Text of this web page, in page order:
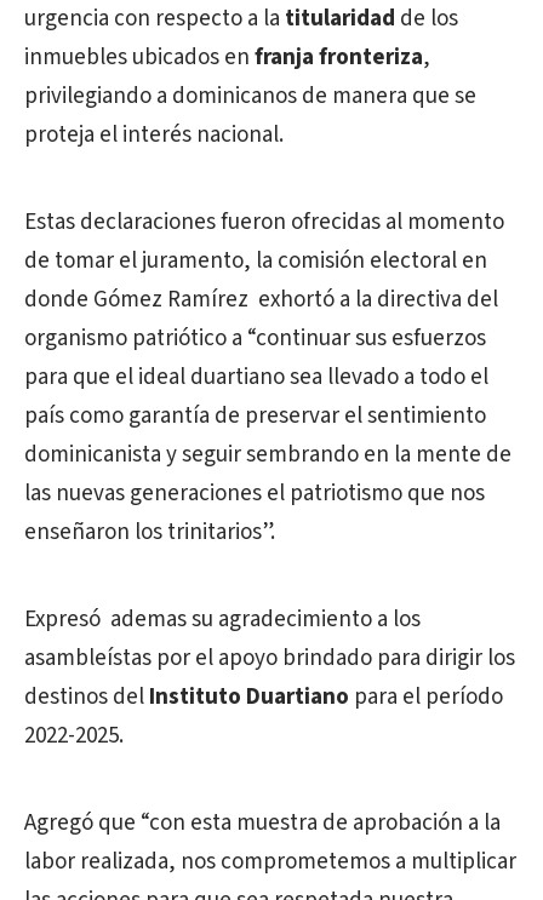
urgencia con respecto a la titularidad de los
inmuebles ubicados enfranja fronteriza,
privilegiando a dominicanos de manera que se
proteja el interés nacional.
Estas declaraciones fueron ofrecidas al momento
de tomar el juramento, la comisión electoral en
donde Gómez Ramírez exhortó a la directiva del
organismo patriótico a “continuar sus esfuerzos
para que el ideal duartiano sea llevado a todo el
país como garantía de preservar el sentimiento
dominicanista y seguir sembrando en la mente de
las nuevas generaciones el patriotismo que nos
enseñaron los trinitarios”.
Expresó ademas su agradecimiento a los
asambleístas por el apoyo brindado para dirigir los
destinos delInstituto Duartiano para el período
2022-2025.
Agregó que “con esta muestra de aprobación a la
labor realizada, nos comprometemos a multiplicar